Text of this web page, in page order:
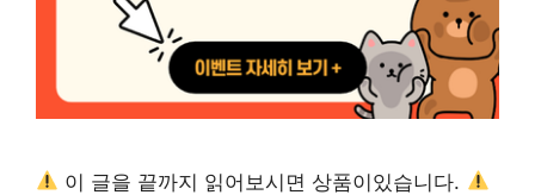
이 글을 끝까지 읽어보시면 상품이있습니다.